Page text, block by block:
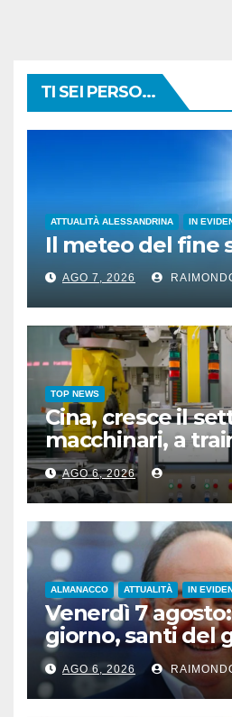
TI SEI PERSO...
ATTUALITÀ ALESSANDRINA IN
Il meteo del fine
AGO 7, 2026
TOP NEWS
Cina, cresce il
macchinari, a
“attrezzature
AGO 6, 2026
ALMANACCO ATTUALITÀ IN
Venerdì 7
giorno, santi del
famosi, accadde
AGO 6, 2026